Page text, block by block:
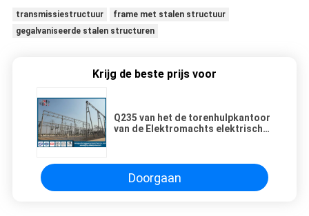
transmissiestructuur
frame met stalen structuur
gegalvaniseerde stalen structuren
Krijg de beste prijs voor
Q235 van het de torenhulpkantoor
van de Elektromachts elektrische
Doorgaan